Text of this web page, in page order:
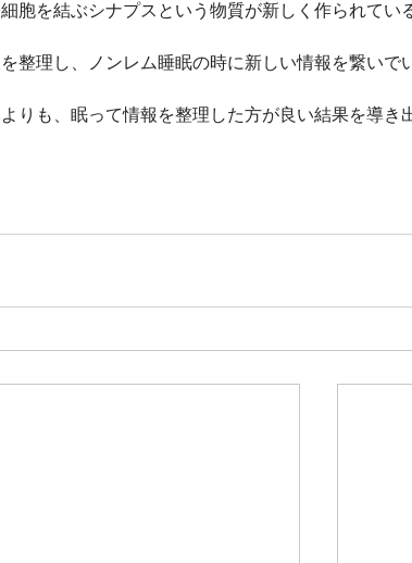
胞を結ぶシナプスという物質が新しく作られてい
整理し、ノンレム睡眠の時に新しい情報を繋いで
りも、眠って情報を整理した方が良い結果を導き